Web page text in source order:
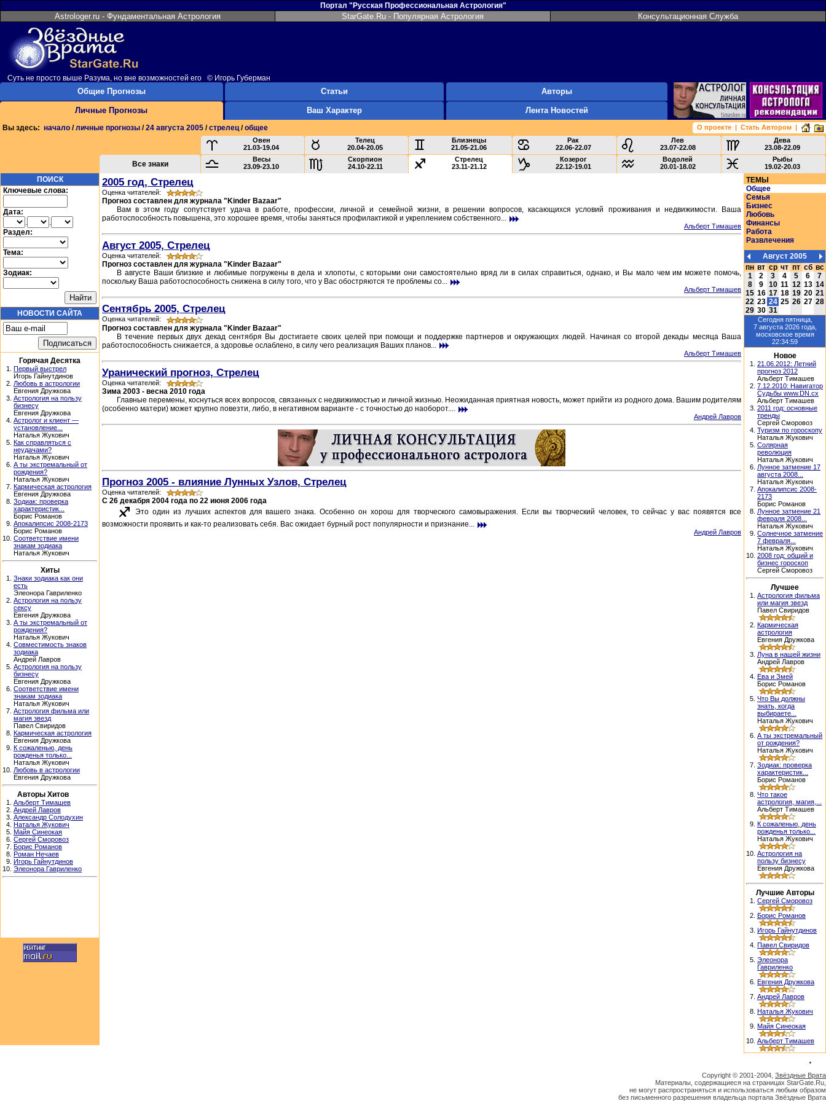
Портал "Русская Профессиональная Астрология"
Astrologer.ru - Фундаментальная Астрология StarGate.Ru - Популярная Астрология Консультационная Служба
Суть не просто выше Разума, но вне возможностей его © Игорь Губерман
Общие Прогнозы
Личные Прогнозы
Статьи
Ваш Характер
Авторы
Лента Новостей
Вы здесь: начало /личные прогнозы /24 августа 2005 /стрелец/общее О проекте | Стать Автором |
Овен
21.03-19.04
Телец
20.04-20.05
Близнецы
21.05-21.06
Рак
22.06-22.07
Лев
23.07-22.08
Дева
23.08-22.09
Все знаки
Весы
23.09-23.10
Скорпион
24.10-22.11
Стрелец
23.11-21.12
Козерог
22.12-19.01
Водолей
20.01-18.02
Рыбы
19.02-20.03
ПОИСК
Ключевые слова:
Дата:
.
.
Раздел:
Тема:
Зодиак:
НОВОСТИ САЙТА
Горячая Десятка
1. Первый выстрел
Игорь Гайнутдинов
2. Любовь в астрологии
Евгения Дружкова
3. Астрология на пользу
бизнесу
Евгения Дружкова
4. Астролог и клиент —
установление...
Наталья Жукович
5. Как справляться с
неудачами?
Наталья Жукович
6. А ты экстремальный от
рождения?
Наталья Жукович
7. Кармическая астрология
Евгения Дружкова
8. Зодиак: проверка
характеристик...
Борис Романов
9. Апокалипсис 2008-2173
Борис Романов
10. Соответствие имени
знакам зодиака
Наталья Жукович
Хиты
1. Знаки зодиака как они
есть
Элеонора Гавриленко
2. Астрология на пользу
сексу
Евгения Дружкова
3. А ты экстремальный от
рождения?
Наталья Жукович
4. Совместимость знаков
зодиака
Андрей Лавров
5. Астрология на пользу
бизнесу
Евгения Дружкова
6. Соответствие имени
знакам зодиака
Наталья Жукович
7. Астрология фильма или
магия звезд
Павел Свиридов
8. Кармическая астрология
Евгения Дружкова
9. К сожаленью, день
рожденья только...
Наталья Жукович
10. Любовь в астрологии
Евгения Дружкова
Авторы Хитов
1. Альберт Тимашев
2. Андрей Лавров
3. Александр Солодухин
4. Наталья Жукович
5. Майя Синеокая
6. Сергей Сморовоз
7. Борис Романов
8. Роман Нечаев
9. Игорь Гайнутдинов
10. Элеонора Гавриленко
2005 год, Стрелец
Оценка читателей:
Прогноз составлен для журнала "Kinder Bazaar"
Вам в этом году сопутствует удача в работе, профессии, личной и семейной жизни, в решении вопросов, касающихся условий проживания и недвижимости. Ваша
работоспособность повышена, это хорошее время, чтобы заняться профилактикой и укреплением собственного...
Альберт Тимашев
Август 2005, Стрелец
Оценка читателей:
Прогноз составлен для журнала "Kinder Bazaar"
В августе Ваши близкие и любимые погружены в дела и хлопоты, с которыми они самостоятельно вряд ли в силах справиться, однако, и Вы мало чем им можете помочь,
поскольку Ваша работоспособность снижена в силу того, что у Вас обостряются те проблемы со...
Альберт Тимашев
Сентябрь 2005, Стрелец
Оценка читателей:
Прогноз составлен для журнала "Kinder Bazaar"
В течение первых двух декад сентября Вы достигаете своих целей при помощи и поддержке партнеров и окружающих людей. Начиная со второй декады месяца Ваша
работоспособность снижается, а здоровье ослаблено, в силу чего реализация Ваших планов...
Альберт Тимашев
Уранический прогноз, Стрелец
Оценка читателей:
Зима 2003 - весна 2010 года
Главные перемены, коснуться всех вопросов, связанных с недвижимостью и личной жизнью. Неожиданная приятная новость, может прийти из родного дома. Вашим родителям
(особенно матери) может крупно повезти, либо, в негативном варианте - с точностью до наоборот....
Андрей Лавров
Прогноз 2005 - влияние Лунных Узлов, Стрелец
Оценка читателей:
C 26 декабря 2004 года по 22 июня 2006 года
Это один из лучших аспектов для вашего знака. Особенно он хорош для творческого самовыражения. Если вы творческий человек, то сейчас у вас появятся все
возможности проявить и как-то реализовать себя. Вас ожидает бурный рост популярности и признание...
Андрей Лавров
ТЕМЫ
Общее
Семья
Бизнес
Любовь
Финансы
Работа
Развлечения
Август 2005
пн вт ср чт пт сб вс
1
2 3 4 5 6
7
8
9 10 11 12 13 14
15 16 17 18 19 20 21
22 23 24 25 26 27 28
29 30 31
Сегодня пятница,
7 августа 2026года,
московское время
22:34:59
Новое
1. 21.06.2012: Летний
прогноз 2012
Альберт Тимашев
2. 7.12.2010: Навигатор
Судьбы www.DN.cx
Альберт Тимашев
3. 2011 год: основные
тренды
Сергей Сморовоз
4. Туризм по гороскопу
Наталья Жукович
5. Солярная
революция
Наталья Жукович
6. Лунное затмение 17
августа 2008...
Наталья Жукович
7. Апокалипсис 2008-
2173
Борис Романов
8. Лунное затмение 21
февраля 2008...
Наталья Жукович
9. Солнечное затмение
7 февраля...
Наталья Жукович
10. 2008 год: общий и
бизнес гороскоп
Сергей Сморовоз
Лучшее
1. Астрология фильма
или магия звезд
Павел Свиридов
2. Кармическая
астрология
Евгения Дружкова
3. Луна в нашей жизни
Андрей Лавров
4. Ева и Змей
Борис Романов
5. Что Вы должны
знать, когда
выбираете...
Наталья Жукович
6. А ты экстремальный
от рождения?
Наталья Жукович
7. Зодиак: проверка
характеристик...
Борис Романов
8. Что такое
астрология, магия,...
Альберт Тимашев
9. К сожаленью, день
рожденья только...
Наталья Жукович
10. Астрология на
пользу бизнесу
Евгения Дружкова
Лучшие Авторы
1. Сергей Сморовоз
2. Борис Романов
3. Игорь Гайнутдинов
4. Павел Свиридов
5. Элеонора
Гавриленко
6. Евгения Дружкова
7. Андрей Лавров
8. Наталья Жукович
9. Майя Синеокая
10. Альберт Тимашев
Copyright © 2001-2004, Звёздные Врата
Материалы, содержащиеся на страницах StarGate.Ru,
не могут распространяться и использоваться любым образом
без письменного разрешения владельца портала Звёздные Врата